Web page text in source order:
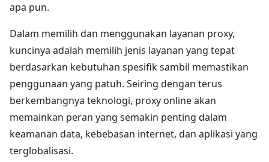
apa pun.
Dalam memilih dan menggunakan layanan proxy,
kuncinya adalah memilih jenis layanan yang tepat
berdasarkan kebutuhan spesifik sambil memastikan
penggunaan yang patuh. Seiring dengan terus
berkembangnya teknologi, proxy online akan
memainkan peran yang semakin penting dalam
keamanan data, kebebasan internet, dan aplikasi yang
terglobalisasi.